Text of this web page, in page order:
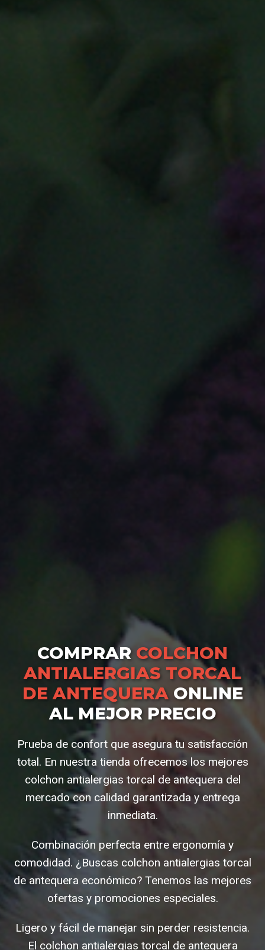
COMPRAR COLCHON
ANTIALERGIAS TORCAL
DE ANTEQUERAONLINE
AL MEJOR PRECIO
Prueba de confort que asegura tu satisfacción
total. En nuestra tienda ofrecemos los mejores
colchon antialergias torcal de antequera del
mercado con calidad garantizada y entrega
inmediata.
Combinación perfecta entre ergonomía y
comodidad. ¿Buscas colchon antialergias torcal
de antequera económico? Tenemos las mejores
ofertas y promociones especiales.
Ligero y fácil de manejar sin perder resistencia.
El colchon antialergias torcal de antequera